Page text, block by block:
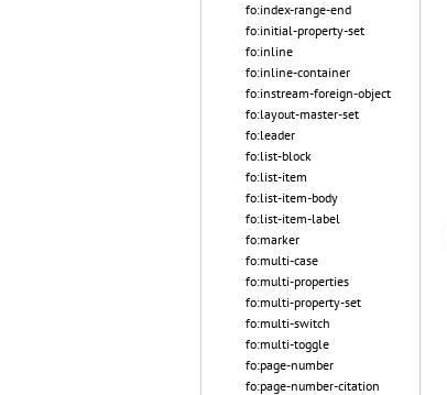
fo:index-range-end
fo:initial-property-set
fo:inline
fo:inline-container
fo:instream-foreign-object
fo:layout-master-set
fo:leader
fo:list-block
fo:list-item
fo:list-item-body
fo:list-item-label
fo:marker
fo:multi-case
fo:multi-properties
fo:multi-property-set
fo:multi-switch
fo:multi-toggle
fo:page-number
fo:page-number-citation